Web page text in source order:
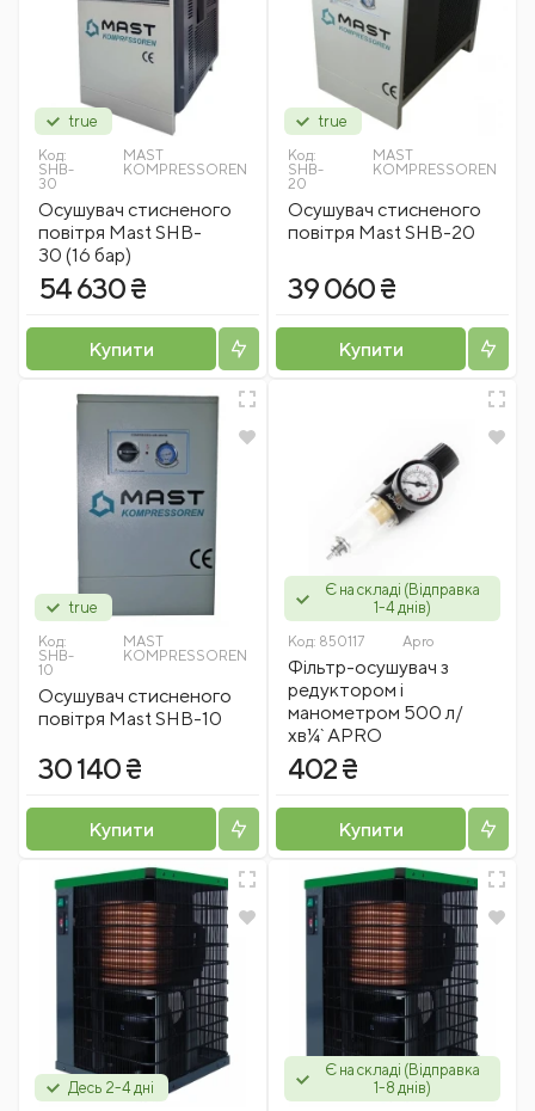
true
Код:
SHB-
30
MAST
KOMPRESSOREN
Осушувач стисненого
повітря Mast SHB-
30 (16 бар)
54 630 ₴
Купити
true
Код:
SHB-
20
MAST
KOMPRESSOREN
Осушувач стисненого
повітря Mast SHB-20
39 060 ₴
Купити
true
Код:
SHB-
10
MAST
KOMPRESSOREN
Осушувач стисненого
повітря Mast SHB-10
30 140 ₴
Купити
Є на складі (Відправка
1-4 днів)
Код: 850117 Apro
Фільтр-осушувач з
редуктором і
манометром 500 л/
хв¼` APRO
402 ₴
Купити
Десь 2-4 дні
Є на складі (Відправка
1-8 днів)